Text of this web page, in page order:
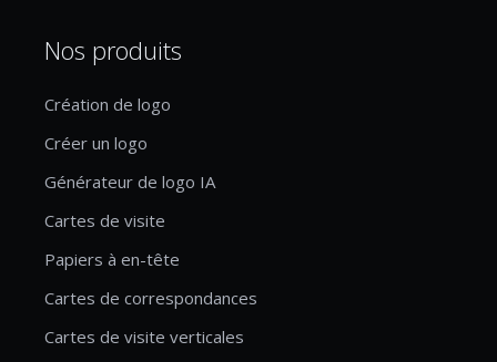
Nos produits
Création de logo
Créer un logo
Générateur de logo IA
Cartes de visite
Papiers à en-tête
Cartes de correspondances
Cartes de visite verticales